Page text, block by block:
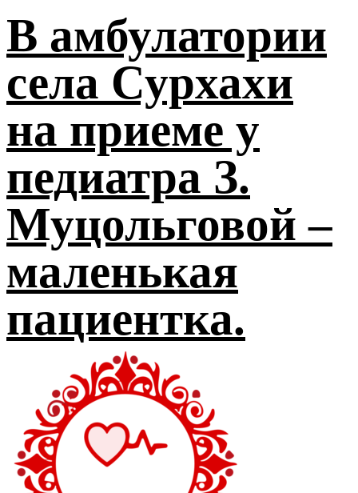
В амбулатории
села Сурхахи
на приеме у
педиатра З.
Муцольговой –
маленькая
пациентка.